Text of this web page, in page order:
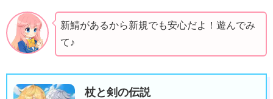
新鯖があるから新規でも安心だよ！遊んでみ
て♪
杖と剣の伝説